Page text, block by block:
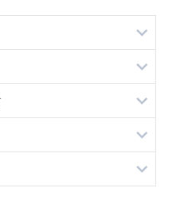
覧
件一覧
件一覧
の案件一覧
の案件一覧
案件一覧
案件一覧
案件一覧
件の案件一覧